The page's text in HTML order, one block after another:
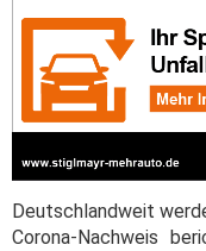
Deutschlandweit
Corona-Nachweis